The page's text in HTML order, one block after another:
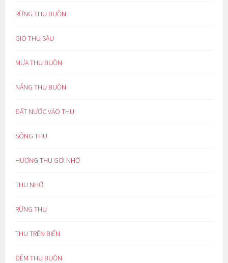
RỪNG THU BUỒN
GIÓ THU SẦU
MƯA THU BUỒN
NẮNG THU BUỒN
ĐẤT NƯỚC VÀO THU
SÔNG THU
HƯƠNG THU GỢI NHỚ
THU NHỚ
RỪNG THU
THU TRÊN BIỂN
ĐÊM THU BUỒN